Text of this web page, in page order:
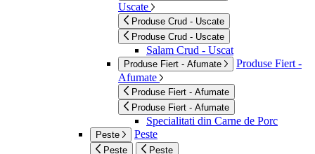
Uscate
Produse Crud - Uscate
Produse Crud - Uscate
Salam Crud - Uscat
Produse Fiert - Afumate
Produse Fiert -
Afumate
Produse Fiert - Afumate
Produse Fiert - Afumate
Specialitati din Carne de Porc
Peste Peste
Peste Peste